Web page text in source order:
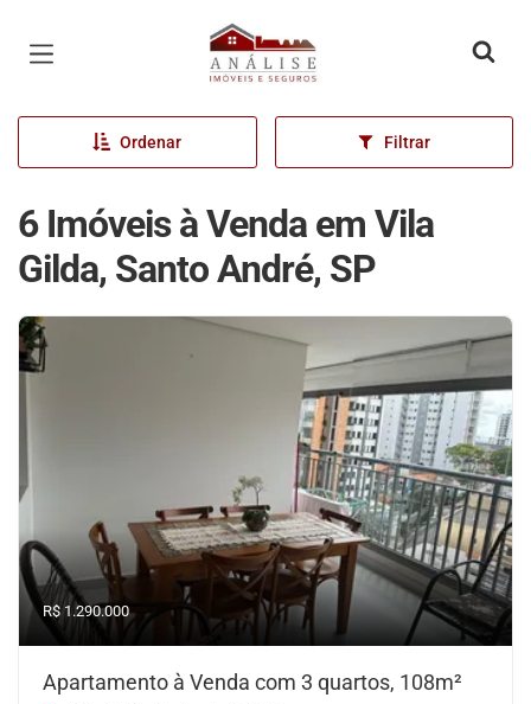
Página inicial
Ordenar Filtrar
6 Imóveis à Venda em Vila
Gilda, Santo André, SP
R$ 1.290.000
Apartamento à Venda com 3 quartos, 108m²